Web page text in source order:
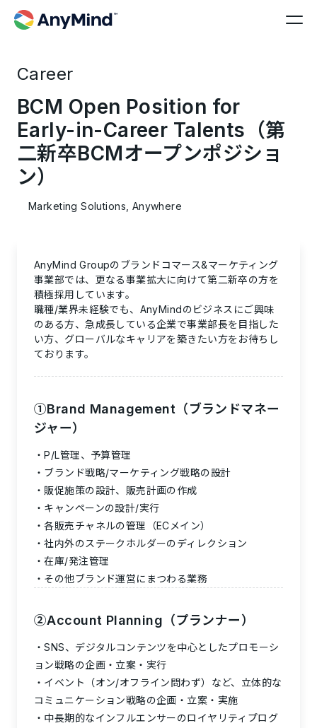
Career
BCM Open Position for
Early-in-Career Talents（第
二新卒BCMオープンポジショ
ン）
Marketing Solutions, Anywhere
AnyMind Groupのブランドコマース&マーケティング
事業部では、更なる事業拡大に向けて第二新卒の方を
積極採用しています。
職種/業界未経験でも、AnyMindのビジネスにご興味
のある方、急成長している企業で事業部長を目指した
い方、グローバルなキャリアを築きたい方をお待ちし
ております。
①Brand Management（ブランドマネー
ジャー）
P/L管理、予算管理
ブランド戦略/マーケティング戦略の設計
販促施策の設計、販売計画の作成
キャンペーンの設計/実行
各販売チャネルの管理（ECメイン）
社内外のステークホルダーのディレクション
在庫/発注管理
その他ブランド運営にまつわる業務
②Account Planning（プランナー）
SNS、デジタルコンテンツを中心としたプロモーシ
ョン戦略の企画・立案・実行
イベント（オン/オフライン問わず）など、立体的な
コミュニケーション戦略の企画・立案・実施
中長期的なインフルエンサーのロイヤリティプログ